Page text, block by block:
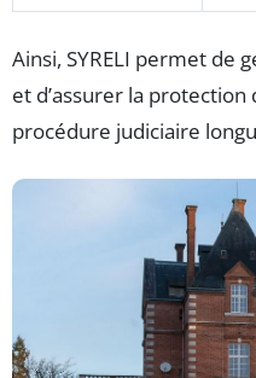
Ainsi, SYRELI permet de
et d’assurer la
procédure judiciaire